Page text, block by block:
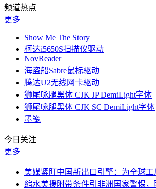
频道热点
更多
Show Me The Story
柯达i5650S扫描仪驱动
NovReader
海盗船Sabre鼠标驱动
腾达U2无线网卡驱动
狮尾咏腿黑体 CJK JP DemiLight字体
狮尾咏腿黑体 CJK SC DemiLight字体
墨笺
今日关注
更多
美媒紧盯中国新出口引擎：为全球工
缩水美援附带条件引非洲国家警惕